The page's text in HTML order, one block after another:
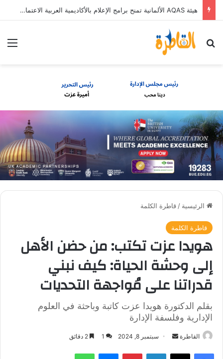
هيئة AQAS الألمانية تمنح برامج الإعلام بالأكاديمية العربية الاعتماد غير المشروط وفق المعايير الأوروبية
بحث عن
الرئيسية / قاطرة الكلمة
قاطرة الكلمة
هويدا عزت تكتب: من حضن الأهل
إلى وحشة الحياة: كيف نبني
قدراتنا على مُواجهة التحديات
بقلم الدكتورة هويدا عزت كاتبة وباحثة في العلوم
الإدارية وفلسفة الإدارة
القاطرة
أرسل سبتمبر 8, 2024 1
فيسبوك ‫X لينكدإن بينتيريستماسنجر واتساب